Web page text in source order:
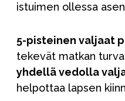
istuimen ollessa
5-pisteinen valjaat
tekevät matkan
yhdellä vedolla
helpottaa lapsen